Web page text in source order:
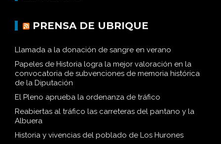
PRENSA DE UBRIQUE
Llamada a la donación de sangre en verano
Papeles de Historia logra la mejor valoración en la
convocatoria de subvenciones de memoria histórica
de la Diputación
El Pleno aprueba la ordenanza de tráfico
Reabiertas al tráfico las carreteras del pantano y la
Albuera
Historia y vivencias del poblado de Los Hurones